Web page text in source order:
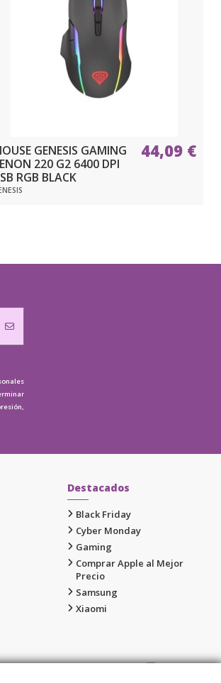
GENESIS GAMING
220 G2 6400 DPI
RGB BLACK
44,09 €
Destacados
Black Friday
Cyber Monday
Gaming
Comprar Apple al Mejor
Precio
Samsung
Xiaomi